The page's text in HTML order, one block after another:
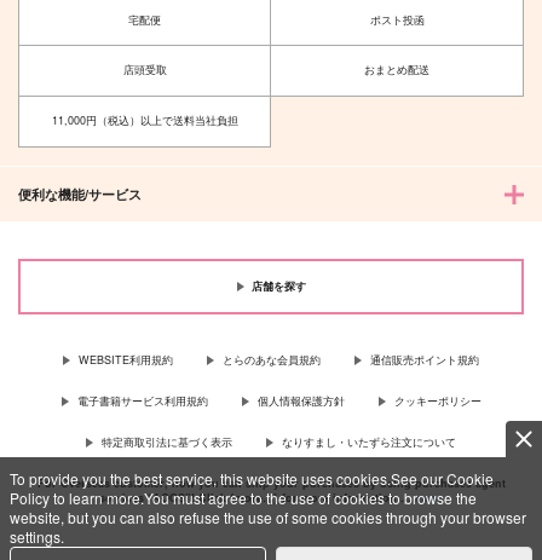
To provide you the best service, this website uses cookies.See our Cookie
Policy to learn more.You must agree to the use of cookies to browse the
website, but you can also refuse the use of some cookies through your browser
settings.
宅配便 ポスト投函
店頭受取 おまとめ配送
11,000円（税込）以上で送料当社負担
便利な機能/サービス
店舗を探す
WEBSITE利用規約 とらのあな会員規約 通信販売ポイント規約
電子書籍サービス利用規約 個人情報保護方針 クッキーポリシー
特定商取引法に基づく表示 なりすまし・いたずら注文について
For Overseas customer, now you can ship your purchases by using purchases agent
services “AOCS”! Click {more…} for more information …more